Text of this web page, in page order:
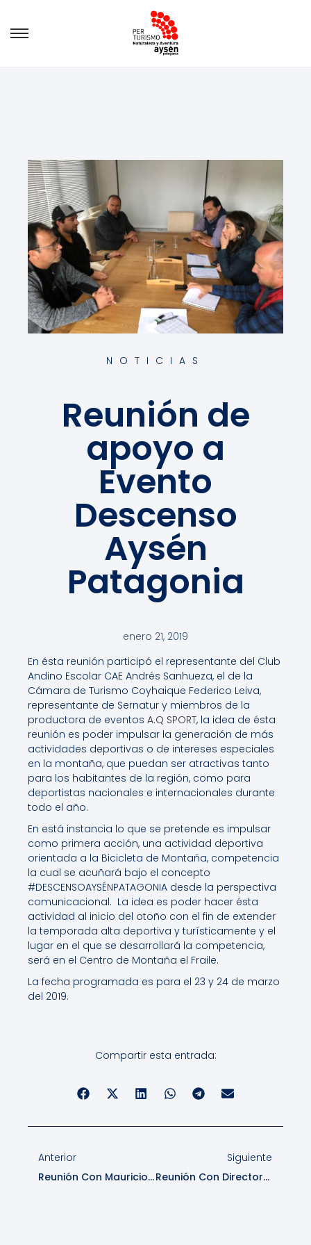
NOTICIAS
Reunión de
apoyo a
Evento
Descenso
Aysén
Patagonia
enero 21, 2019
En ésta reunión participó el representante del Club
Andino Escolar CAE Andrés Sanhueza, el de la
Cámara de Turismo Coyhaique Federico Leiva,
representante de Sernatur y miembros de la
productora de eventosA.Q SPORT, la idea de ésta
reunión es poder impulsar la generación de más
actividades deportivas o de intereses especiales
en la montaña, que puedan ser atractivas tanto
para los habitantes de la región, como para
deportistas nacionales e internacionales durante
todo el año.
En está instancia lo que se pretende es impulsar
como primera acción, una actividad deportiva
orientada a la Bicicleta de Montaña, competencia
la cual se acuñará bajo el concepto
#DESCENSOAYSÉNPATAGONIA desde la perspectiva
comunicacional. La idea es poder hacer ésta
actividad al inicio del otoño con el fin de extender
la temporada alta deportiva y turísticamente y el
lugar en el que se desarrollará la competencia,
será en el Centro de Montaña el Fraile.
La fecha programada es para el 23 y 24 de marzo
del 2019.
Compartir esta entrada:
Anterior
Reunión Con Mauricio Flores De BikeFest, Puerto Bertrand.
Siguiente
Reunión Con Directora De Injuv Aysén